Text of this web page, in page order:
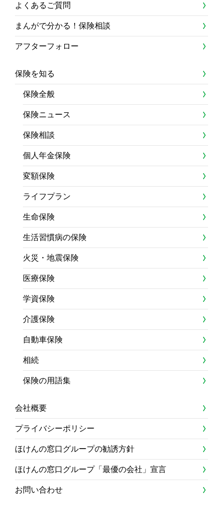
よくあるご質問
まんがで分かる！保険相談
アフターフォロー
保険を知る
保険全般
保険ニュース
保険相談
個人年金保険
変額保険
ライフプラン
生命保険
生活習慣病の保険
火災・地震保険
医療保険
学資保険
介護保険
自動車保険
相続
保険の用語集
会社概要
プライバシーポリシー
ほけんの窓口グループの勧誘方針
ほけんの窓口グループ「最優の会社」宣言
お問い合わせ